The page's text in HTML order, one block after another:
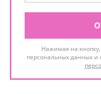
Нажимая на кнопку,
персональных данных и